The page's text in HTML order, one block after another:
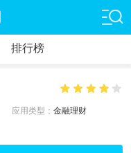
排行榜
应用类型： 金融理财